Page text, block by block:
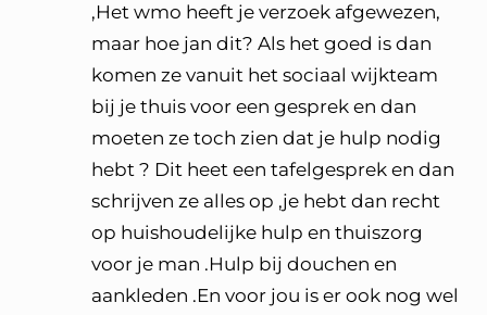
,Het wmo heeft je verzoek afgewezen,
maar hoe jan dit? Als het goed is dan
komen ze vanuit het sociaal wijkteam
bij je thuis voor een gesprek en dan
moeten ze toch zien dat je hulp nodig
hebt ? Dit heet een tafelgesprek en dan
schrijven ze alles op ,je hebt dan recht
op huishoudelijke hulp en thuiszorg
voor je man .Hulp bij douchen en
aankleden .En voor jou is er ook nog wel